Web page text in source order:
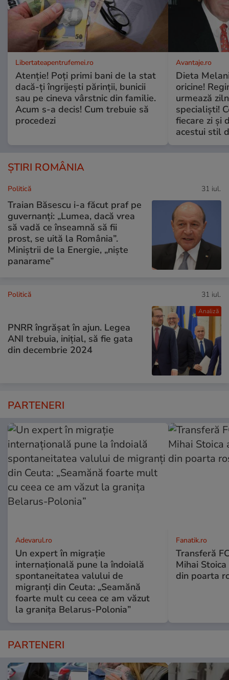
Libertateapentrufemei.ro
Atenție! Poți primi bani de la stat
dacă-ți îngrijești părinții, bunicii
sau pe cineva vârstnic din familie.
Acum s-a decis! Cum trebuie să
procedezi
Avantaje.ro
Dieta
oricine!
urmează
specialiști!
fiecare zi și
acestui stil
ȘTIRI ROMÂNIA
Politică 31 iul.
Traian Băsescu i-a făcut praf pe
guvernanți: „Lumea, dacă vrea
să vadă ce înseamnă să fii
prost, se uită la România”.
Miniștrii de la Energie, „niște
panarame”
Analiză
Politică 31 iul.
PNRR îngrășat în ajun. Legea
ANI trebuia, inițial, să fie gata
din decembrie 2024
PARTENERI
Adevarul.ro
Un expert în migrație
internațională pune la îndoială
spontaneitatea valului de
migranți din Ceuta: „Seamănă
foarte mult cu ceea ce am văzut
la granița Belarus-Polonia”
Fanatik.ro
Transferă
Mihai
din poarta
PARTENERI